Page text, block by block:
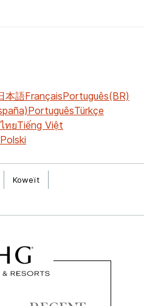
本語FrançaisPortuguês(BR)
PortuguêsTürkçe
ไทยTiếng Việt
Polski
Koweït